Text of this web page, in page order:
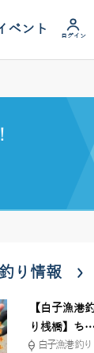
ベント ログイン
り情報
【白子漁港
り桟橋】ちょ
い投げ釣りが
白子漁港 釣り